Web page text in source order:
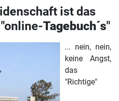
ist das
Tagebuch´s"
... nein, nein,
keine Angst,
das
"Richtige"